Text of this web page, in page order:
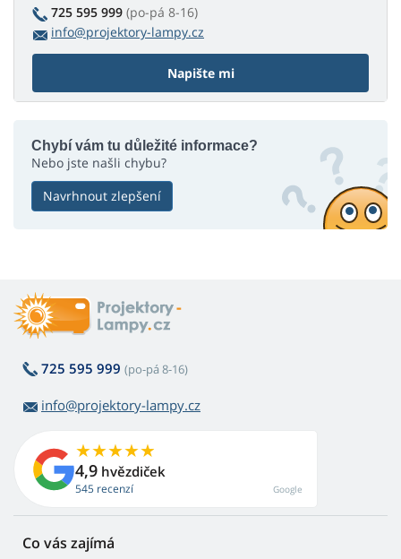
725 595 999 (po-pá 8-16)
info@projektory-lampy.cz
Napište mi
Chybí vám tu důležité informace?
Nebo jste našli chybu?
Navrhnout zlepšení
725 595 999 (po-pá 8-16)
info@projektory-lampy.cz
4,9 hvězdiček
545 recenzí Google
Co vás zajímá